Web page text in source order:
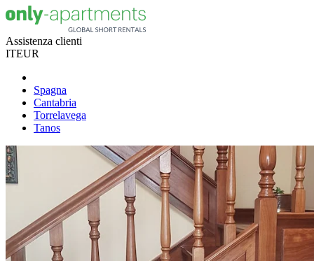
Assistenza clienti
ITEUR
Spagna
Cantabria
Torrelavega
Tanos